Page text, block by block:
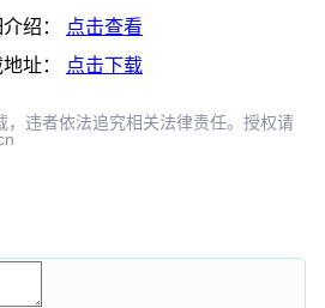
绍：
点击查看
址： 点击下载
，违者依法追究相关法律责任。授权请